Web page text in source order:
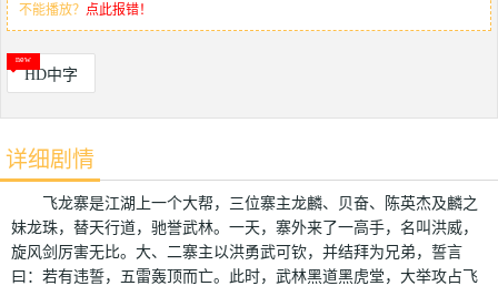
不能播放？ 点此报错！
HD中字
详细剧情
飞龙寨是江湖上一个大帮，三位寨主龙麟、贝奋、陈英杰及麟之
妹龙珠，替天行道，驰誉武林。一天，寨外来了一高手，名叫洪威，
旋风剑厉害无比。大、二寨主以洪勇武可钦，并结拜为兄弟，誓言
曰：若有违誓，五雷轰顶而亡。此时，武林黑道黑虎堂，大举攻占飞